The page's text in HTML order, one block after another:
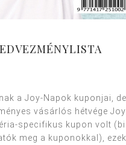
a Joy-Napok kuponjai,
vásárlós hétvége
specifikus kupon volt
meg a kuponokkal),